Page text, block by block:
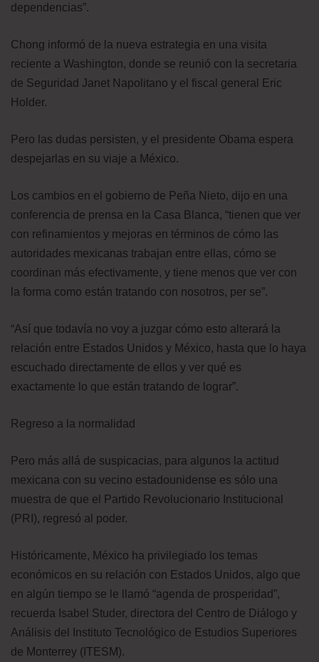
dependencias”.
Chong informó de la nueva estrategia en una visita
reciente a Washington, donde se reunió con la secretaria
de Seguridad Janet Napolitano y el fiscal general Eric
Holder.
Pero las dudas persisten, y el presidente Obama espera
despejarlas en su viaje a México.
Los cambios en el gobierno de Peña Nieto, dijo en una
conferencia de prensa en la Casa Blanca, “tienen que ver
con refinamientos y mejoras en términos de cómo las
autoridades mexicanas trabajan entre ellas, cómo se
coordinan más efectivamente, y tiene menos que ver con
la forma como están tratando con nosotros, per se”.
“Así que todavía no voy a juzgar cómo esto alterará la
relación entre Estados Unidos y México, hasta que lo haya
escuchado directamente de ellos y ver qué es
exactamente lo que están tratando de lograr”.
Regreso a la normalidad
Pero más allá de suspicacias, para algunos la actitud
mexicana con su vecino estadounidense es sólo una
muestra de que el Partido Revolucionario Institucional
(PRI), regresó al poder.
Históricamente, México ha privilegiado los temas
económicos en su relación con Estados Unidos, algo que
en algún tiempo se le llamó “agenda de prosperidad”,
recuerda Isabel Studer, directora del Centro de Diálogo y
Análisis del Instituto Tecnológico de Estudios Superiores
de Monterrey (ITESM).